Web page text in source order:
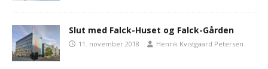
Slut med Falck-Huset og Falck-Gården
11. november 2018 Henrik Kvistgaard Petersen